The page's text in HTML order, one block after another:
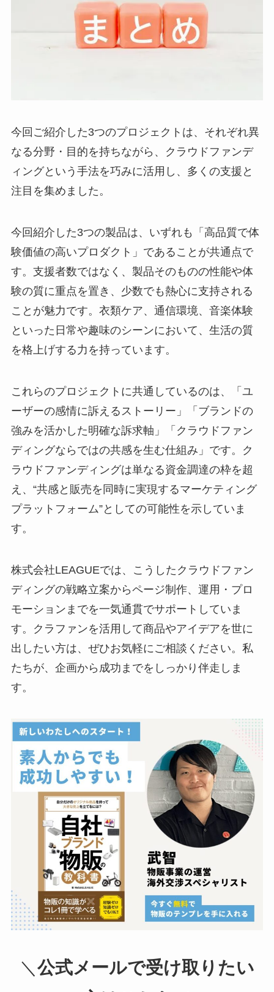
今回ご紹介した3つのプロジェクトは、それぞれ異
なる分野・目的を持ちながら、クラウドファンデ
ィングという手法を巧みに活用し、多くの支援と
注目を集めました。
今回紹介した3つの製品は、いずれも「高品質で体
験価値の高いプロダクト」であることが共通点で
す。支援者数ではなく、製品そのものの性能や体
験の質に重点を置き、少数でも熱心に支持される
ことが魅力です。衣類ケア、通信環境、音楽体験
といった日常や趣味のシーンにおいて、生活の質
を格上げする力を持っています。
これらのプロジェクトに共通しているのは、「ユ
ーザーの感情に訴えるストーリー」「ブランドの
強みを活かした明確な訴求軸」「クラウドファン
ディングならではの共感を生む仕組み」です。ク
ラウドファンディングは単なる資金調達の枠を超
え、“共感と販売を同時に実現するマーケティング
プラットフォーム”としての可能性を示していま
す。
株式会社LEAGUEでは、こうしたクラウドファン
ディングの戦略立案からページ制作、運用・プロ
モーションまでを一気通貫でサポートしていま
す。クラファンを活用して商品やアイデアを世に
出したい方は、ぜひお気軽にご相談ください。私
たちが、企画から成功までをしっかり伴走しま
す。
＼ 公式メールで受け取りたい